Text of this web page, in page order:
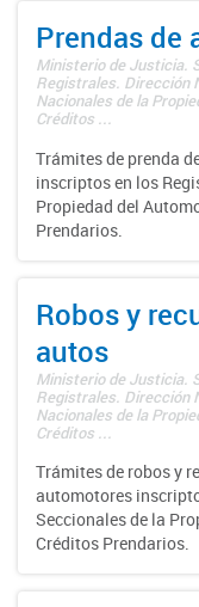
Prendas de
Ministerio de Justicia.
Registrales. Dirección
Nacionales de la
Créditos ...
Trámites de prenda
inscriptos en los
Propiedad del
Prendarios.
Robos y
autos
Ministerio de Justicia.
Registrales. Dirección
Nacionales de la
Créditos ...
Trámites de robos y
automotores
Seccionales de la
Créditos Prendarios.